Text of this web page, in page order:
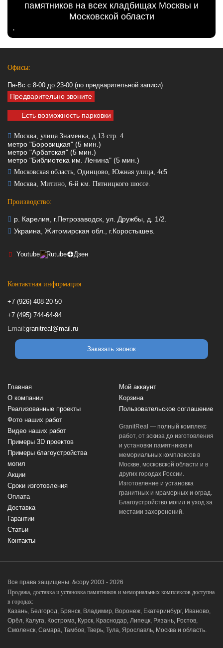
памятников на всех кладбищах Москвы и
Московской области
.
Главная
О компании
Реализованные проекты
Фото наших работ
Видео наших работ
Примеры 3D проектов
Примеры благоустройства
могил
Акции
Сроки изготовления
Оплата
Доставка
Гарантии
Статьи
Контакты
Офисы:
Пн-Вс с 8-00 до 23-00 (по предварительной записи)
Предварительно звоните
Есть возможность парковки
Москва, улица Знаменка, д.13 стр. 4
метро "Боровицкая" (5 мин.)
метро "Арбатская" (5 мин.)
метро "Библиотека им. Ленина" (5 мин.)
Московская область, Одинцово, Южная улица, 4с5
Москва, Митино, 6-й км. Пятницкого шоссе.
Производство:
р. Карелия, г.Петрозаводск, ул. Дружбы, д. 1/2.
Украина, Житомирская обл., г.Коростышев.
Youtube Rutube Дзен
Контактная информация
+7 (926) 408-20-50
+7 (495) 744-64-94
Email:granitreal@mail.ru
Заказать звонок
Мой аккаунт
Корзина
Пользовательское соглашение
GranitReal — полный комплекс
работ, от эскиза до изготовления
и установки памятников и
мемориальных комплексов в
Москве, московской области и в
других городах России.
Изготовление и установка
гранитных и мраморных и оград.
Благоустройство могил и уход за
местами захоронений.
Все права защищены. &copy 2003 - 2026
Продажа, доставка и установка памятников и мемориальных комплексов доступна
в городах:
Казань, Белгород, Брянск, Владимир, Воронеж, Екатеринбург, Иваново,
Орёл, Калуга, Кострома, Курск, Краснодар, Липецк, Рязань, Ростов,
Смоленск, Самара, Тамбов, Тверь, Тула, Ярославль, Москва и область.